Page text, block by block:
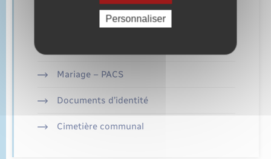
Retrouvez aussi
Mariage – PACS
Documents d’identité
Cimetière communal
Personnaliser